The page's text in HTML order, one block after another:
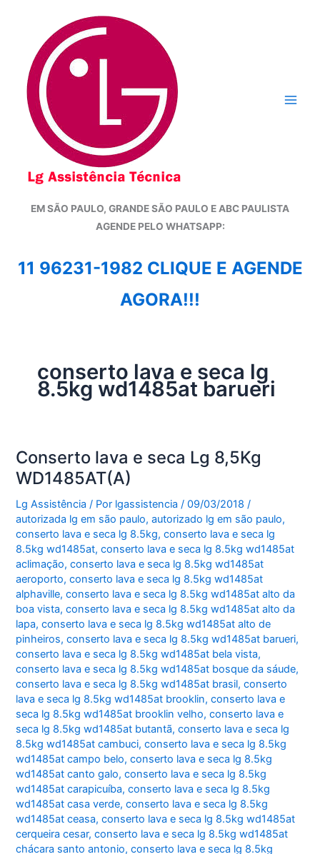
conteúdo
EM SÃO PAULO, GRANDE SÃO PAULO E ABC PAULISTA
AGENDE PELO WHATSAPP:
11 96231-1982 CLIQUE E AGENDE
AGORA!!!
conserto lava e seca lg
8.5kg wd1485at barueri
Conserto lava e seca Lg 8,5Kg
WD1485AT(A)
Lg Assistência / Por lgassistencia/09/03/2018 /
autorizada lg em são paulo,autorizado lg em são paulo,
conserto lava e seca lg 8.5kg,conserto lava e seca lg
8.5kg wd1485at,conserto lava e seca lg 8.5kg wd1485at
aclimação,conserto lava e seca lg 8.5kg wd1485at
aeroporto,conserto lava e seca lg 8.5kg wd1485at
alphaville,conserto lava e seca lg 8.5kg wd1485at alto da
boa vista,conserto lava e seca lg 8.5kg wd1485at alto da
lapa,conserto lava e seca lg 8.5kg wd1485at alto de
pinheiros,conserto lava e seca lg 8.5kg wd1485at barueri,
conserto lava e seca lg 8.5kg wd1485at bela vista,
conserto lava e seca lg 8.5kg wd1485at bosque da sáude,
conserto lava e seca lg 8.5kg wd1485at brasil,conserto
lava e seca lg 8.5kg wd1485at brooklin,conserto lava e
seca lg 8.5kg wd1485at brooklin velho,conserto lava e
seca lg 8.5kg wd1485at butantã,conserto lava e seca lg
8.5kg wd1485at cambuci,conserto lava e seca lg 8.5kg
wd1485at campo belo,conserto lava e seca lg 8.5kg
wd1485at canto galo,conserto lava e seca lg 8.5kg
wd1485at carapicuíba,conserto lava e seca lg 8.5kg
wd1485at casa verde,conserto lava e seca lg 8.5kg
wd1485at ceasa,conserto lava e seca lg 8.5kg wd1485at
cerqueira cesar,conserto lava e seca lg 8.5kg wd1485at
chácara santo antonio,conserto lava e seca lg 8.5kg